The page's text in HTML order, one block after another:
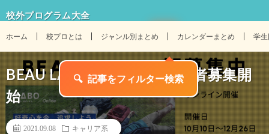
校外プログラム大全
ホーム 校プロとは ジャンル別まとめ カレンダーまとめ 学
BEAU LABO 7期 高校生参加者募集開
始
2021.09.08 キャリア系